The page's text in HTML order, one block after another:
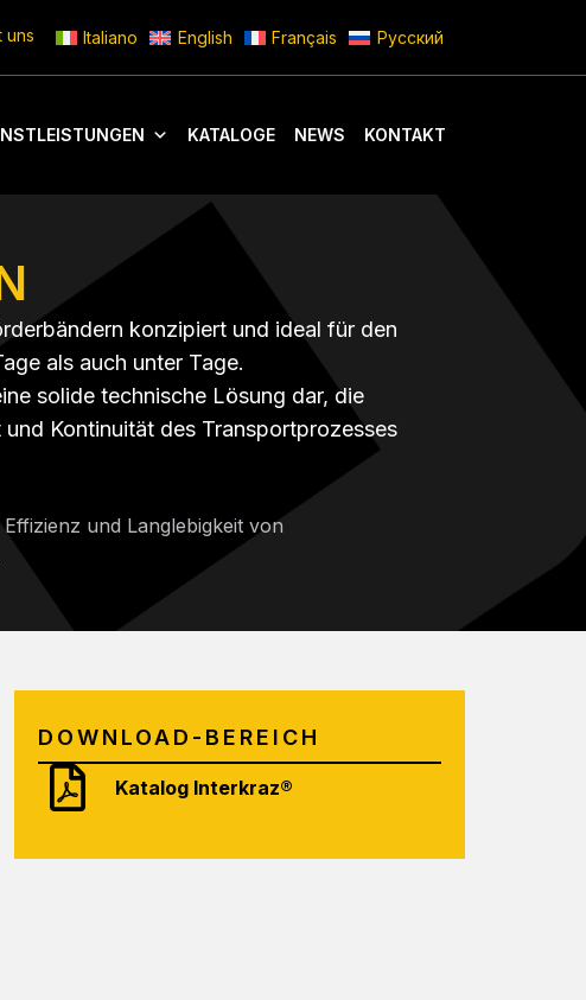
Italiano English Français Русский
uns
KATALOGE NEWS KONTAKT
konzipiert und ideal für den
als auch unter Tage.
solide technische Lösung dar, die
Kontinuität des Transportprozesses
und Langlebigkeit von
DOWNLOAD-BEREICH
Katalog Interkraz®